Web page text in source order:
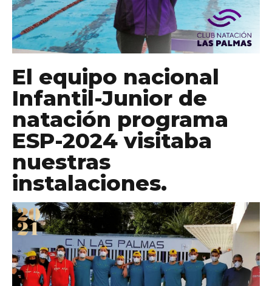
El equipo nacional
Infantil-Junior de
natación programa
ESP-2024 visitaba
nuestras
instalaciones.